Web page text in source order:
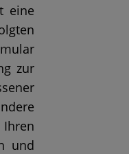
eine
zur
Ihren
und